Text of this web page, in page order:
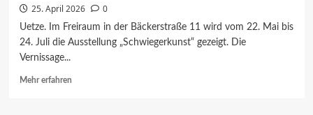
25. April 2026 0
Uetze. Im Freiraum in der Bäckerstraße 11 wird vom 22. Mai bis
24. Juli die Ausstellung „Schwiegerkunst“ gezeigt. Die
Vernissage...
Mehr erfahrenMehr